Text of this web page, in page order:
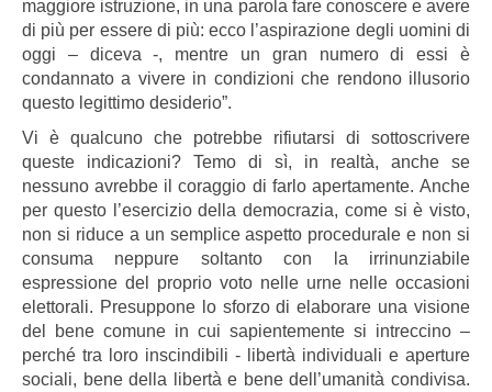
maggiore istruzione, in una parola fare conoscere e avere
di più per essere di più: ecco l’aspirazione degli uomini di
oggi – diceva -, mentre un gran numero di essi è
condannato a vivere in condizioni che rendono illusorio
questo legittimo desiderio”.
Vi è qualcuno che potrebbe rifiutarsi di sottoscrivere
queste indicazioni? Temo di sì, in realtà, anche se
nessuno avrebbe il coraggio di farlo apertamente. Anche
per questo l’esercizio della democrazia, come si è visto,
non si riduce a un semplice aspetto procedurale e non si
consuma neppure soltanto con la irrinunziabile
espressione del proprio voto nelle urne nelle occasioni
elettorali. Presuppone lo sforzo di elaborare una visione
del bene comune in cui sapientemente si intreccino –
perché tra loro inscindibili - libertà individuali e aperture
sociali, bene della libertà e bene dell’umanità condivisa.